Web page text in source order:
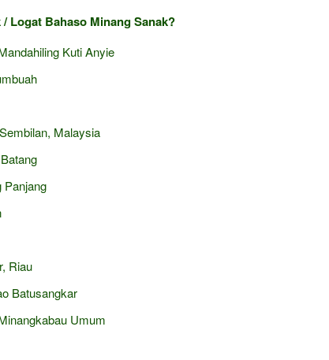
Logat Bahaso Minang Sanak?
Kuti Anyie
Malaysia
Panjang
Riau
Batusangkar
Umum